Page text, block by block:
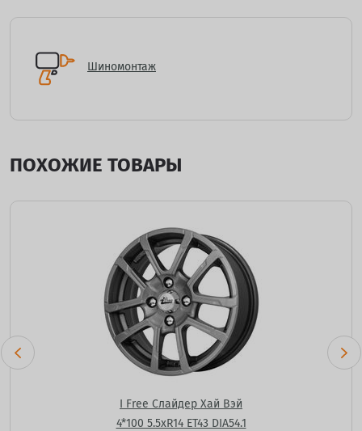
Шиномонтаж
ПОХОЖИЕ ТОВАРЫ
I Free Слайдер Хай Вэй
4*100 5.5xR14 ET43 DIA54.1